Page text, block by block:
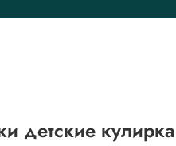
детские